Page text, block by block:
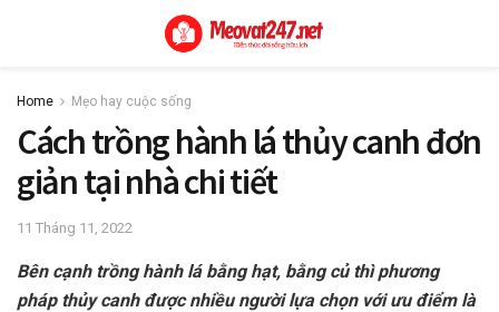
Home Mẹo hay cuộc sống
Cách trồng hành lá thủy canh đơn
giản tại nhà chi tiết
11 Tháng 11, 2022
Bên cạnh trồng hành lá bằng hạt, bằng củ thì phương
pháp thủy canh được nhiều người lựa chọn với ưu điểm là